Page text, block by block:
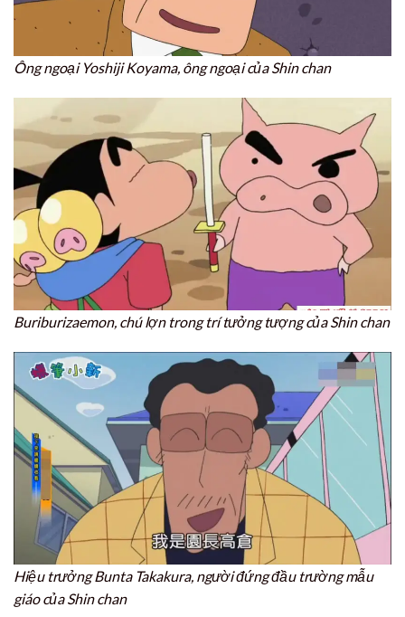
Ông ngoại Yoshiji Koyama, ông ngoại của Shin chan
Buriburizaemon, chú lợn trong trí tưởng tượng của Shin chan
Hiệu trưởng Bunta Takakura, người đứng đầu trường mẫu
giáo của Shin chan